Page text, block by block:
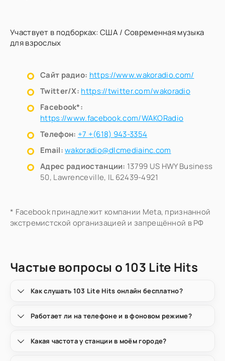
Участвует в подборках: США / Современная музыка
для взрослых
Сайт радио: https://www.wakoradio.com/
Twitter/X: https://twitter.com/wakoradio
Facebook*:
https://www.facebook.com/WAKORadio
Телефон: +7 +(618) 943-3354
Email:wakoradio@dlcmediainc.com
Адрес радиостанции: 13799 US HWY Business
50, Lawrenceville, IL 62439-4921
* Facebook принадлежит компании Meta, признанной
экстремистской организацией и запрещённой в РФ
Частые вопросы о 103 Lite Hits
Как слушать 103 Lite Hits онлайн бесплатно?
Работает ли на телефоне и в фоновом режиме?
Какая частота у станции в моём городе?